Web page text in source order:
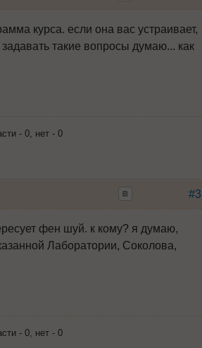
курса. если она вас устраивает,
такие вопросы думаю... как
- 0, нет - 0
#3
фен шуй. к кому? я думаю,
Лаборатории, Соколова,
- 0, нет - 0